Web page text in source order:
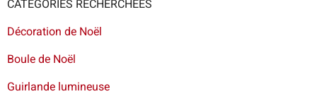
CATÉGORIES RECHERCHÉES
Décoration de Noël
Boule de Noël
Guirlande lumineuse